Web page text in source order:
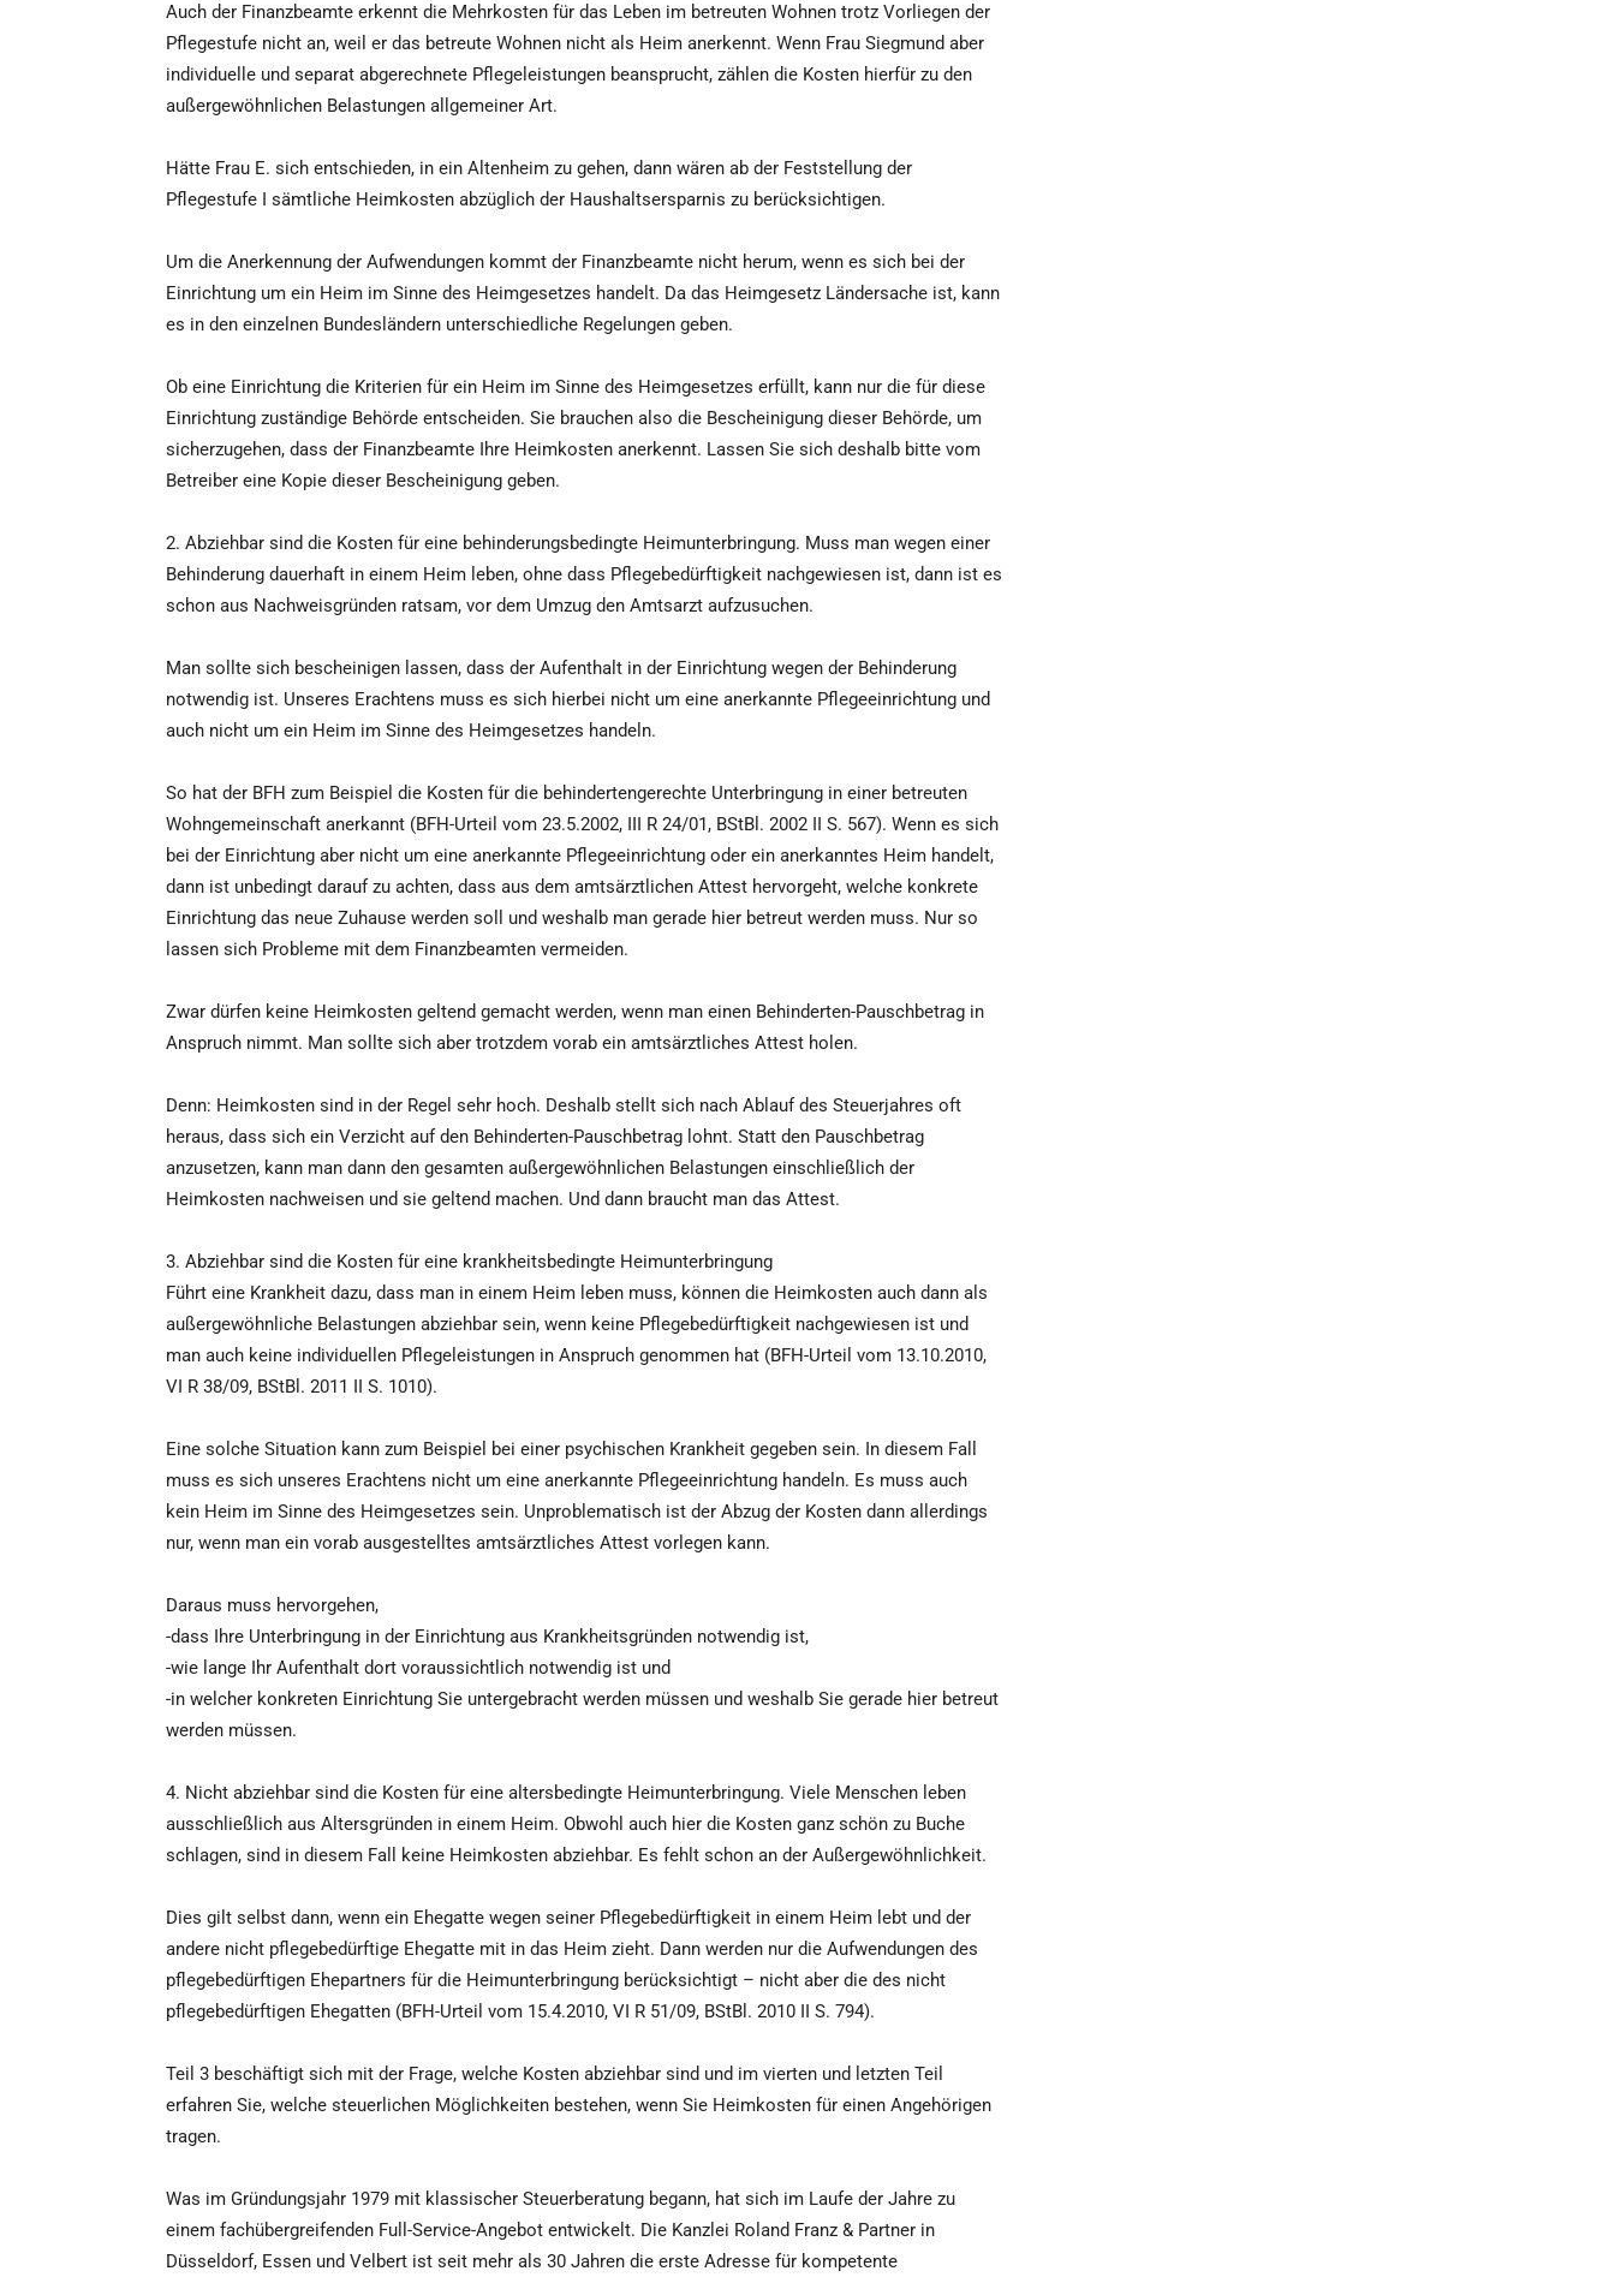
Auch der Finanzbeamte erkennt die Mehrkosten für das Leben im betreuten Wohnen trotz Vorliegen der
Pflegestufe nicht an, weil er das betreute Wohnen nicht als Heim anerkennt. Wenn Frau Siegmund aber
individuelle und separat abgerechnete Pflegeleistungen beansprucht, zählen die Kosten hierfür zu den
außergewöhnlichen Belastungen allgemeiner Art.
Hätte Frau E. sich entschieden, in ein Altenheim zu gehen, dann wären ab der Feststellung der
Pflegestufe I sämtliche Heimkosten abzüglich der Haushaltsersparnis zu berücksichtigen.
Um die Anerkennung der Aufwendungen kommt der Finanzbeamte nicht herum, wenn es sich bei der
Einrichtung um ein Heim im Sinne des Heimgesetzes handelt. Da das Heimgesetz Ländersache ist, kann
es in den einzelnen Bundesländern unterschiedliche Regelungen geben.
Ob eine Einrichtung die Kriterien für ein Heim im Sinne des Heimgesetzes erfüllt, kann nur die für diese
Einrichtung zuständige Behörde entscheiden. Sie brauchen also die Bescheinigung dieser Behörde, um
sicherzugehen, dass der Finanzbeamte Ihre Heimkosten anerkennt. Lassen Sie sich deshalb bitte vom
Betreiber eine Kopie dieser Bescheinigung geben.
2. Abziehbar sind die Kosten für eine behinderungsbedingte Heimunterbringung. Muss man wegen einer
Behinderung dauerhaft in einem Heim leben, ohne dass Pflegebedürftigkeit nachgewiesen ist, dann ist es
schon aus Nachweisgründen ratsam, vor dem Umzug den Amtsarzt aufzusuchen.
Man sollte sich bescheinigen lassen, dass der Aufenthalt in der Einrichtung wegen der Behinderung
notwendig ist. Unseres Erachtens muss es sich hierbei nicht um eine anerkannte Pflegeeinrichtung und
auch nicht um ein Heim im Sinne des Heimgesetzes handeln.
So hat der BFH zum Beispiel die Kosten für die behindertengerechte Unterbringung in einer betreuten
Wohngemeinschaft anerkannt (BFH-Urteil vom 23.5.2002, III R 24/01, BStBl. 2002 II S. 567). Wenn es sich
bei der Einrichtung aber nicht um eine anerkannte Pflegeeinrichtung oder ein anerkanntes Heim handelt,
dann ist unbedingt darauf zu achten, dass aus dem amtsärztlichen Attest hervorgeht, welche konkrete
Einrichtung das neue Zuhause werden soll und weshalb man gerade hier betreut werden muss. Nur so
lassen sich Probleme mit dem Finanzbeamten vermeiden.
Zwar dürfen keine Heimkosten geltend gemacht werden, wenn man einen Behinderten-Pauschbetrag in
Anspruch nimmt. Man sollte sich aber trotzdem vorab ein amtsärztliches Attest holen.
Denn: Heimkosten sind in der Regel sehr hoch. Deshalb stellt sich nach Ablauf des Steuerjahres oft
heraus, dass sich ein Verzicht auf den Behinderten-Pauschbetrag lohnt. Statt den Pauschbetrag
anzusetzen, kann man dann den gesamten außergewöhnlichen Belastungen einschließlich der
Heimkosten nachweisen und sie geltend machen. Und dann braucht man das Attest.
3. Abziehbar sind die Kosten für eine krankheitsbedingte Heimunterbringung
Führt eine Krankheit dazu, dass man in einem Heim leben muss, können die Heimkosten auch dann als
außergewöhnliche Belastungen abziehbar sein, wenn keine Pflegebedürftigkeit nachgewiesen ist und
man auch keine individuellen Pflegeleistungen in Anspruch genommen hat (BFH-Urteil vom 13.10.2010,
VI R 38/09, BStBl. 2011 II S. 1010).
Eine solche Situation kann zum Beispiel bei einer psychischen Krankheit gegeben sein. In diesem Fall
muss es sich unseres Erachtens nicht um eine anerkannte Pflegeeinrichtung handeln. Es muss auch
kein Heim im Sinne des Heimgesetzes sein. Unproblematisch ist der Abzug der Kosten dann allerdings
nur, wenn man ein vorab ausgestelltes amtsärztliches Attest vorlegen kann.
Daraus muss hervorgehen,
-dass Ihre Unterbringung in der Einrichtung aus Krankheitsgründen notwendig ist,
-wie lange Ihr Aufenthalt dort voraussichtlich notwendig ist und
-in welcher konkreten Einrichtung Sie untergebracht werden müssen und weshalb Sie gerade hier betreut
werden müssen.
4. Nicht abziehbar sind die Kosten für eine altersbedingte Heimunterbringung. Viele Menschen leben
ausschließlich aus Altersgründen in einem Heim. Obwohl auch hier die Kosten ganz schön zu Buche
schlagen, sind in diesem Fall keine Heimkosten abziehbar. Es fehlt schon an der Außergewöhnlichkeit.
Dies gilt selbst dann, wenn ein Ehegatte wegen seiner Pflegebedürftigkeit in einem Heim lebt und der
andere nicht pflegebedürftige Ehegatte mit in das Heim zieht. Dann werden nur die Aufwendungen des
pflegebedürftigen Ehepartners für die Heimunterbringung berücksichtigt – nicht aber die des nicht
pflegebedürftigen Ehegatten (BFH-Urteil vom 15.4.2010, VI R 51/09, BStBl. 2010 II S. 794).
Teil 3 beschäftigt sich mit der Frage, welche Kosten abziehbar sind und im vierten und letzten Teil
erfahren Sie, welche steuerlichen Möglichkeiten bestehen, wenn Sie Heimkosten für einen Angehörigen
tragen.
Was im Gründungsjahr 1979 mit klassischer Steuerberatung begann, hat sich im Laufe der Jahre zu
einem fachübergreifenden Full-Service-Angebot entwickelt. Die Kanzlei Roland Franz & Partner in
Düsseldorf, Essen und Velbert ist seit mehr als 30 Jahren die erste Adresse für kompetente